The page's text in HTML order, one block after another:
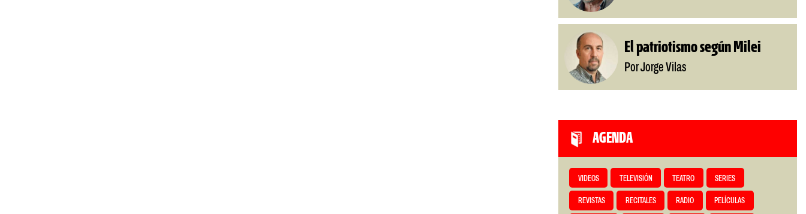
El patriotismo según Milei
Por Jorge Vilas
AGENDA
VIDEOS TELEVISIÓN TEATRO SERIES
REVISTAS RECITALES RADIO PELÍCULAS